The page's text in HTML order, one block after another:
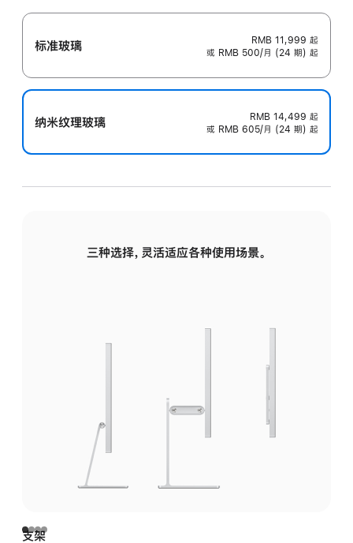
标准玻璃 RMB 11,999 起
或 RMB 500/月 (24 期) 起
纳米纹理玻璃 RMB 14,499 起
或 RMB 605/月 (24 期) 起
三种选择，灵活适应各种使用场景。
支架